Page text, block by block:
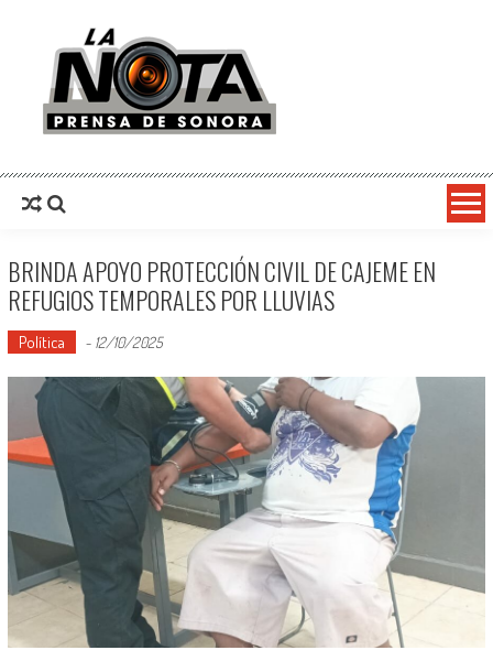
La Nota Prensa De Sonora
BRINDA APOYO PROTECCIÓN CIVIL DE CAJEME EN
REFUGIOS TEMPORALES POR LLUVIAS
Política - 12/10/2025